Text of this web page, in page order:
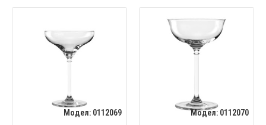
Модел: 0112069
Модел: 0112070